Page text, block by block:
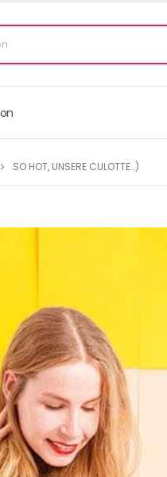
SO HOT, UNSERE CULOTTE…)